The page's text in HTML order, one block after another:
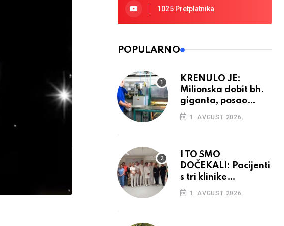
1025 Pretplatnika
POPULARNO
KRENULO JE:
Milionska dobit bh.
giganta, posao
ponovno cvjeta
1. AVGUST 2026.
I TO SMO
DOČEKALI: Pacijenti
s tri klinike
preseljeni u nove
prostore
1. AVGUST 2026.